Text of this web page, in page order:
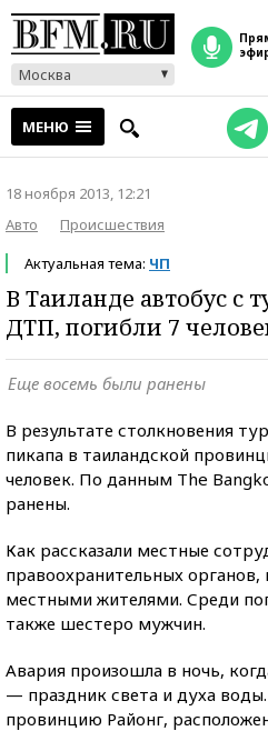
Москва
прямой
МЕНЮ
18 ноября 2013, 12:21
Авто
Происшествия
Актуальная тема: ЧП
В Таиланде автобус с
ДТП, погибли 7
Еще восемь были ранены
В результате столкновения
пикапа в таиландской
человек. По данным The
ранены.
Как рассказали местные
правоохранительных
местными жителями. Среди
также шестеро мужчин.
Авария произошла в ночь,
— праздник света и духа
провинцию Районг,